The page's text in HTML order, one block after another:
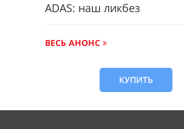
ADAS: наш ликбез
ВЕСЬ АНОНС
КУПИТЬ